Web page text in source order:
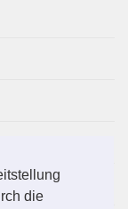
die